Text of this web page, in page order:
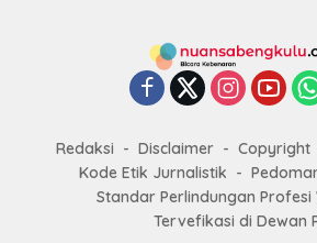
Redaksi Disclaimer Copyright
Kode Etik Jurnalistik
Standar Perlindungan
Tervefikasi di Dewan